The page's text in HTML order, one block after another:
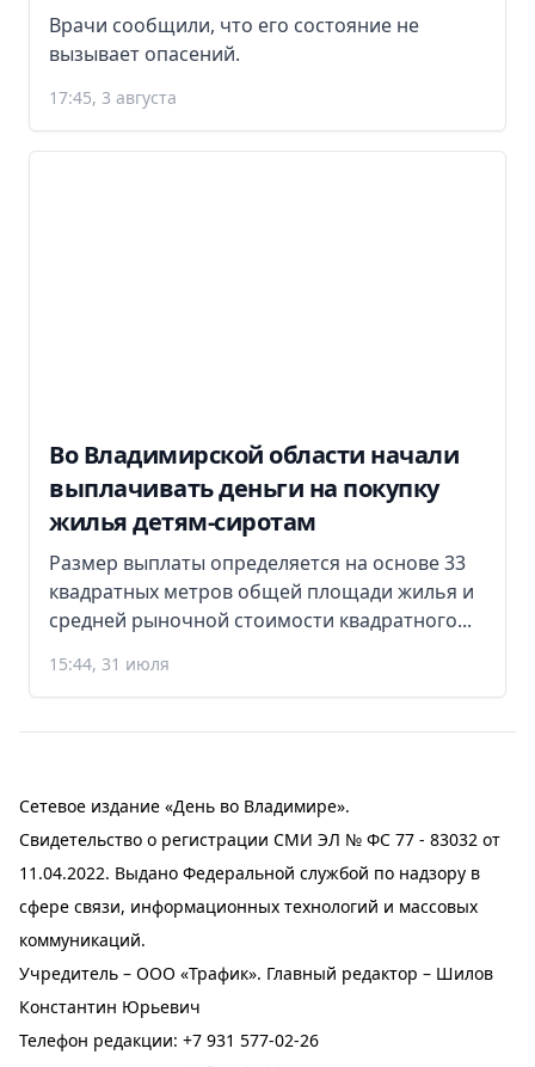
Врачи сообщили, что его состояние не
вызывает опасений.
17:45, 3 августа
Во Владимирской области начали
выплачивать деньги на покупку
жилья детям-сиротам
Размер выплаты определяется на основе 33
квадратных метров общей площади жилья и
средней рыночной стоимости квадратного...
15:44, 31 июля
Сетевое издание «День во Владимире».
Свидетельство о регистрации СМИ ЭЛ № ФС 77 - 83032 от
11.04.2022. Выдано Федеральной службой по надзору в
сфере связи, информационных технологий и массовых
коммуникаций.
Учредитель – ООО «Трафик». Главный редактор – Шилов
Константин Юрьевич
Телефон редакции: +7 931 577-02-26